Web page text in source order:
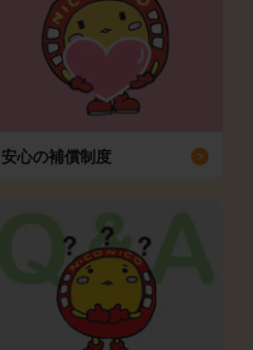
安心の補償制度